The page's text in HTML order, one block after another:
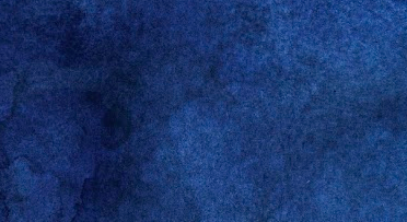
for the
pueda
son para
inglés:
noche
Si tuviera
infinita
algo se
con